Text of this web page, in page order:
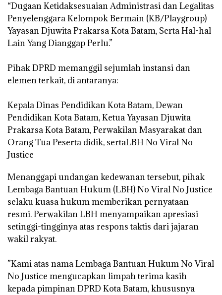
“Dugaan Ketidaksesuaian Administrasi dan Legalitas
Penyelenggara Kelompok Bermain (KB/Playgroup)
Yayasan Djuwita Prakarsa Kota Batam, Serta Hal-hal
Lain Yang Dianggap Perlu.”
‎Pihak DPRD memanggil sejumlah instansi dan
elemen terkait, di antaranya:
‎Kepala Dinas Pendidikan Kota Batam, Dewan
Pendidikan Kota Batam, Ketua Yayasan Djuwita
Prakarsa Kota Batam, Perwakilan Masyarakat dan
Orang Tua Peserta didik, sertaLBH No Viral No
Justice
‎Menanggapi undangan kedewanan tersebut, pihak
Lembaga Bantuan Hukum (LBH) No Viral No Justice
selaku kuasa hukum memberikan pernyataan
resmi. Perwakilan LBH menyampaikan apresiasi
setinggi-tingginya atas respons taktis dari jajaran
wakil rakyat.
‎”Kami atas nama Lembaga Bantuan Hukum No Viral
No Justice mengucapkan limpah terima kasih
kepada pimpinan DPRD Kota Batam, khususnya